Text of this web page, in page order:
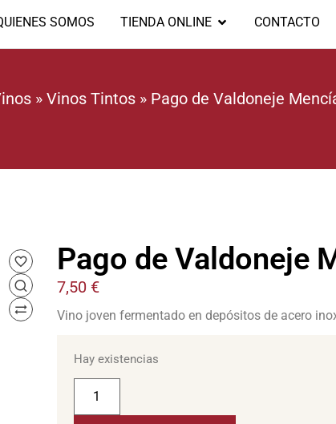
SOMOS TIENDA ONLINE CONTACTO
» Vinos Tintos » Pago de Valdoneje
Pago de Valdoneje
7,50 €
Vino joven fermentado en depósitos de acero
Hay existencias